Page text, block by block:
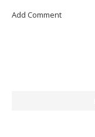
Add Comment